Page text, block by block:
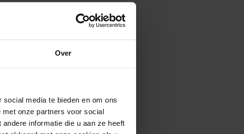
Over
media te bieden en om ons
onze partners voor social
informatie die u aan ze heeft